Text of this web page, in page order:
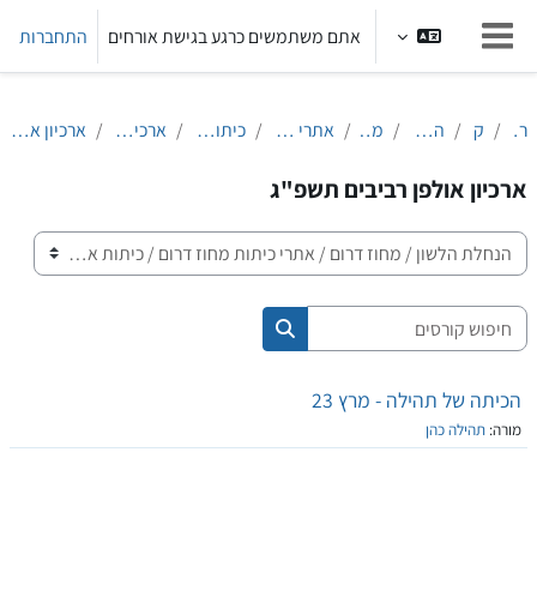
חלון סקירה צדדי
אתם משתמשים כרגע בגישת אורחים התחברות
ראשי קורסים הנחלת הלשון מחוז דרום אתרי כיתות מחוז דרום כיתות אולפן רביבים ארכיון אולפן רביבים ארכיון אולפן רביבים תשפ"ג
ארכיון אולפן רביבים תשפ"ג
קטגוריות קורסים
חיפוש קורסים
חיפוש קורסים
הכיתה של תהילה - מרץ 23
מורה: תהילה כהן